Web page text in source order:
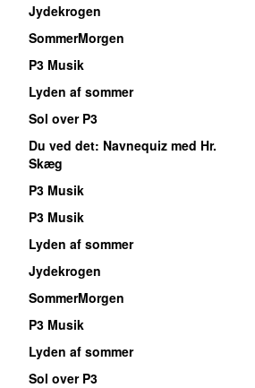
Jydekrogen
SommerMorgen
P3 Musik
Lyden af sommer
Sol over P3
Du ved det: Navnequiz med Hr.
Skæg
P3 Musik
P3 Musik
Lyden af sommer
Jydekrogen
SommerMorgen
P3 Musik
Lyden af sommer
Sol over P3